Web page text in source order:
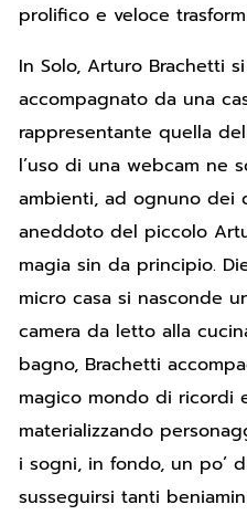
prolifico e veloce
In Solo, Arturo Brachetti
accompagnato da una
rappresentante quella
l’uso di una webcam ne
ambienti, ad ognuno dei
aneddoto del piccolo
magia sin da principio.
micro casa si nasconde
camera da letto alla
bagno, Brachetti
magico mondo di ricordi
materializzando
i sogni, in fondo, un po’
susseguirsi tanti